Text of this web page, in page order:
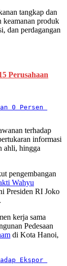
tangkap dan
keamanan produk
dan perdagangan
Perusahaan
0 Persen
terhadap
informasi
ahli, hingga
pengembangan
Wahyu
Presiden RI Joko
kerja sama
Pedesaan
di Kota Hanoi,
Ekspor